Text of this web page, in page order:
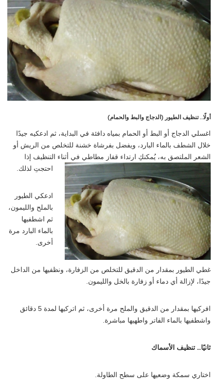
أولًا.. تنظيف الطيور (الدجاج والبط والحمام)
اغسلي الدجاج أو البط أو الحمام بمياه دافئة في البداية، ثم ادعكيه جيدًا
خلال الشطف بالماء البارد، ويفضل بفرشاة خشنة للتخلص من الريش أو
الشعر الملتصق به، يُمكنكِ ارتداء قفاز مطاطي في أثناء التنظيف إذا
احتجتِ لذلك.
ادعكي الطيور
بالملح والليمون،
ثم اشطفيها
بالماء البارد مرة
أخرى.
غطي الطيور بمقدار من الدقيق للتخلص من الزفارة، ونظفيها من الداخل
جيدًا، لإزالة أي دماء أو زفارة بالخل والليمون.
افركيها بمقدار من الدقيق والملح مرة أخرى، ثم اتركيها لمدة 5 دقائق
واشطفيها بالماء الفاتر واطهيها مباشرة.
ثانيًا.. تنظيف الأسماك
اختاري سمكة وضعيها على سطح الطاولة.